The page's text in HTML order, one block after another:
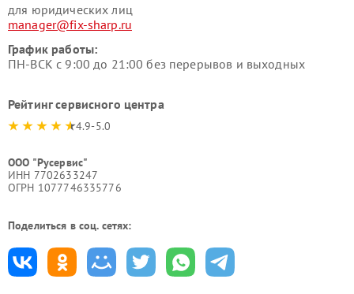
для юридических лиц
manager@fix-sharp.ru
График работы:
ПН-ВСК с 9:00 до 21:00 без перерывов и выходных
Рейтинг сервисного центра
4.9-5.0
ООО "Русервис"
ИНН 7702633247
ОГРН 1077746335776
Поделиться в соц. сетях: